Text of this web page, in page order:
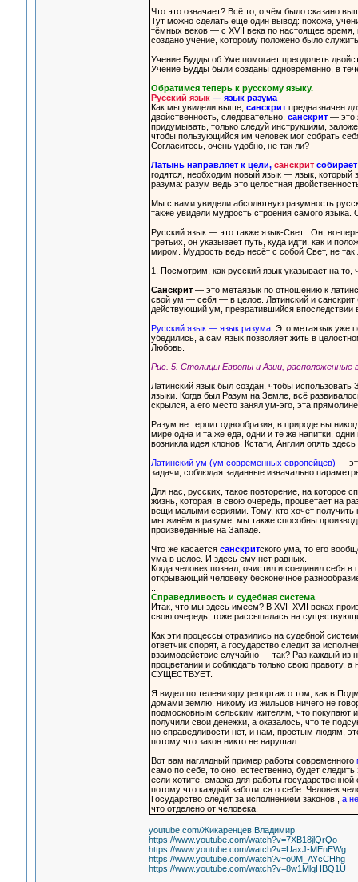
Что это означает? Всё то, о чём было сказано
Тут можно сделать ещё один вывод: похоже,
тёмных веков — с XVII века по настоящее время,
создано учение, которому положено было
Учение Будды об Уме помогает преодолеть
Учение Будды были созданы одновременно, в
Обратимся теперь к русскому языку.
Русский язык — язык разума
Как мы увидели выше, санскритпредназначен
двойственность, следовательно, санскрит— это
придумывать, только следуй инструкциям,
чтобы пользующийся им человек мог собрать
Согласитесь, очень удобно, не так ли?
Латынь направляет к цели, санскрит
годятся, необходим новый язык — язык, который
разума: разум ведь это целостная
Мы с вами увидели абсолютную разумность
также увидели мудрость строения самого языка.
Русский язык — это также язык-Свет . Он, во-
третьих, он указывает путь, куда идти, как и
миром. Мудрость ведь несёт с собой Свет, не так
1. Посмотрим, как русский язык указывает на то,
Санскрит— это метаязык по отношению к
свой ум — себя — в целое. Латинский и
действующий ум, превратившийся впоследствии
Русский язык — язык разума. Это метаязык уже
убедились, а сам язык позволяет жить в
Любовь.
Рис. 5. Столицы Европы и Азии, расположенные
Латинский язык был создан, чтобы
языки. Когда был Разум на Земле, всё
скрылся, а его место занял ум-эго, эта
Разум не терпит однообразия, в природе вы
мире одна и та же еда, одни и те же напитки,
возникла идея клонов. Кстати, Англия опять здесь
Латинский ум (ум современных европейцев) —
задачи, соблюдая заданные изначально
Для нас, русских, такое повторение, на которое
жизнь, которая, в свою очередь, процветает на
вещи малыми сериями. Тому, кто хочет получить
мы живём в разуме, мы также способны
произведённые на Западе.
Что же касается санскритского ума, то его
ума в целое. И здесь ему нет равных.
Когда человек познал, очистил и соединил себя
открывающий человеку бесконечное
Справедливость и судебная система
Итак, что мы здесь имеем? В XVI–XVII веках
свою очередь, тоже рассыпалась на
Как эти процессы отразились на судебной
ответчик спорят, а государство следит за
взаимодействие случайно — так? Раз каждый из
процветании и соблюдать только свою правоту,
СУЩЕСТВУЕТ.
Я видел по телевизору репортаж о том, как в
домами землю, никому из жильцов ничего не
подмосковным сельским жителям, что покупают
получили свои денежки, а оказалось, что те
но справедливости нет, и нам, простым людям,
потому что закон никто не нарушал.
Вот вам наглядный пример работы современного
само по себе, то оно, естественно, будет
если хотите, смазка для работы
потому что каждый заботится о себе. Человек
Государство следит за исполнением законов , а
что отделено от человека.
youtube.com/Жикаренцев Владимир
https://www.youtube.com/watch?v=7XB18jlQrQo
https://www.youtube.com/watch?v=UaxJ-MEnEWg
https://www.youtube.com/watch?v=o0M_AYcCHhg
https://www.youtube.com/watch?v=8w1MlqHBQ1U